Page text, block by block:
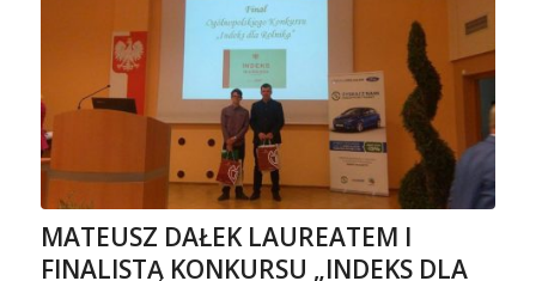
MATEUSZ DAŁEK LAUREATEM I
FINALISTĄ KONKURSU „INDEKS DLA